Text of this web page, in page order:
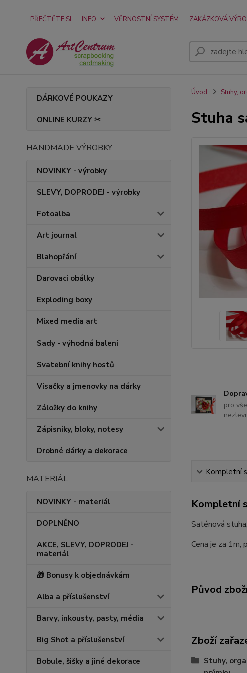
PŘEČTĚTE SI INFO VĚRNOSTNÍ SYSTÉM ZAKÁZKOVÁ
DÁRKOVÉ POUKAZY
ONLINE KURZY ✂
HANDMADE VÝROBKY
NOVINKY - výrobky
SLEVY, DOPRODEJ - výrobky
Fotoalba
Art journal
Blahopřání
Darovací obálky
Exploding boxy
Mixed media art
Sady - výhodná balení
Svatební knihy hostů
Visačky a jmenovky na dárky
Záložky do knihy
Zápisníky, bloky, notesy
Drobné dárky a dekorace
MATERIÁL
NOVINKY - materiál
DOPLNĚNO
AKCE, SLEVY, DOPRODEJ -
materiál
🎁 Bonusy k objednávkám
Alba a příslušenství
Barvy, inkousty, pasty, média
Big Shot a příslušenství
Bobule, šišky a jiné dekorace
Úvod Stuhy,
Stuha
pro
Kompletní
Kompletní
Saténová
Cena je za
Původ
Zboží
Stuhy,